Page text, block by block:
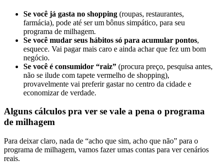
Se você já gasta no shopping (roupas, restaurantes,
farmácia), pode até ser um bônus simpático, para seu
programa de milhagem.
Se você mudar seus hábitos só para acumular pontos,
esquece. Vai pagar mais caro e ainda achar que fez um bom
negócio.
Se você é consumidor “raiz” (procura preço, pesquisa antes,
não se ilude com tapete vermelho de shopping),
provavelmente vai preferir gastar no centro da cidade e
economizar de verdade.
Alguns cálculos pra ver se vale a pena o programa
de milhagem
Para deixar claro, nada de “acho que sim, acho que não” para o
programa de milhagem, vamos fazer umas contas para ver cenários
reais.